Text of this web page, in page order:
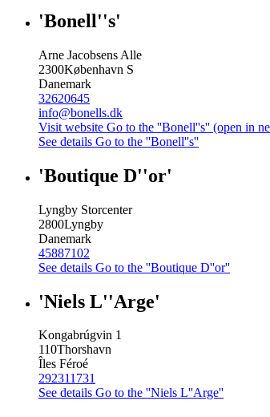
'Bonell''s'
Arne Jacobsens Alle
2300København S
Danemark
32620645
info@bonells.dk
Visit website Go to the ''Bonell''s'' (open in
See details Go to the ''Bonell''s''
'Boutique D''or'
Lyngby Storcenter
2800Lyngby
Danemark
45887102
See details Go to the ''Boutique D''or''
'Niels L''Arge'
Kongabrúgvin 1
110Thorshavn
Îles Féroé
292311731
See details Go to the ''Niels L''Arge''